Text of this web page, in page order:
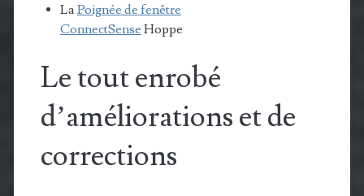
LaPoignée de fenêtre
ConnectSense Hoppe
Le tout enrobé
d’améliorations et de
corrections